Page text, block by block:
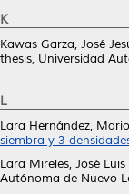
K
Kawas Garza, José
thesis, Universidad
L
Lara Hernández,
siembra y 3
Lara Mireles, José Luis
Autónoma de Nuevo